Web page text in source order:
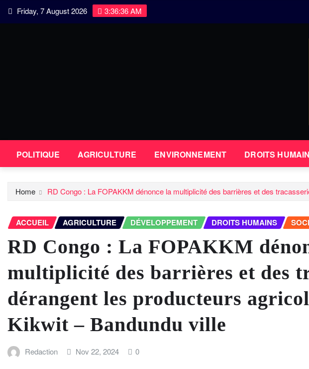
Skip Friday, 7 August 2026 3:36:37 AM
POLITIQUE AGRICULTURE ENVIRONNEMENT DROITS
Home RD Congo : La FOPAKKM dénonce la multiplicité des barrières et des
ACCUEIL AGRICULTURE DÉVELOPPEMENT DROITS HUMAINS
RD Congo : La FOPAKKM
multiplicité des barrières et des
dérangent les producteurs
Kikwit – Bandundu ville
Redaction Nov 22, 2024 0